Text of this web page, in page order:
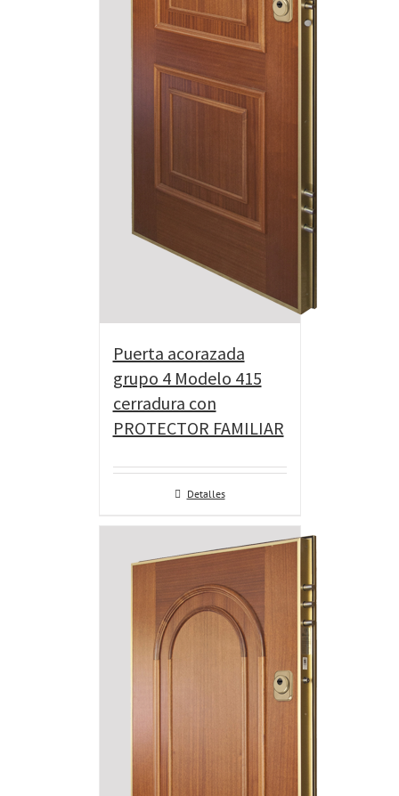
Puerta acorazada
grupo 4 Modelo 415
cerradura con
PROTECTOR FAMILIAR
Detalles